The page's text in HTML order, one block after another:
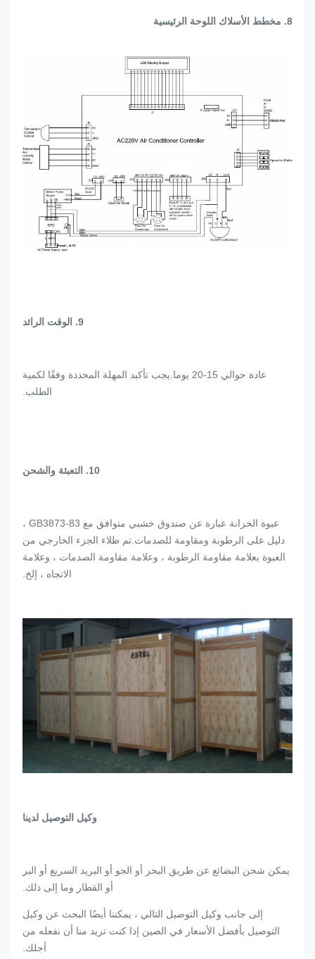
8. مخطط الأسلاك اللوحة الرئيسية
9. الوقت الرائد
عادة حوالي 15-20 يوما.يجب تأكيد المهلة المحددة وفقًا لكمية
الطلب.
10. التعبئة والشحن
عبوة الخزانة عبارة عن صندوق خشبي متوافق مع GB3873-83 ،
دليل على الرطوبة ومقاومة للصدمات.تم طلاء الجزء الخارجي من
العبوة بعلامة مقاومة الرطوبة ، وعلامة مقاومة الصدمات ، وعلامة
الاتجاه ، إلخ.
وكيل التوصيل لدينا
يمكن شحن البضائع عن طريق البحر أو الجو أو البريد السريع أو البر
أو القطار وما إلى ذلك.
إلى جانب وكيل التوصيل التالي ، يمكننا أيضًا البحث عن وكيل
التوصيل بأفضل الأسعار في الصين إذا كنت تريد منا أن نفعله من
أجلك.